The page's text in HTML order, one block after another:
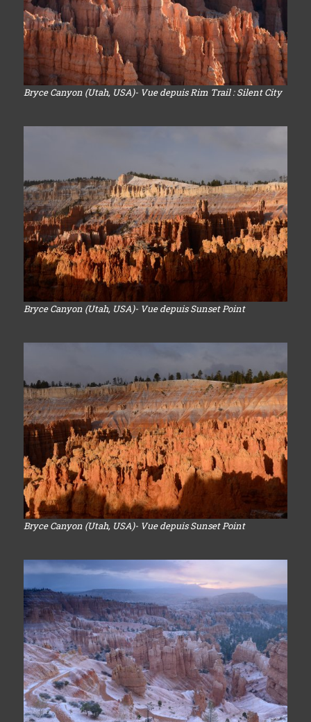
Bryce Canyon (Utah, USA)- Vue depuis Rim Trail : Silent City
Bryce Canyon (Utah, USA)- Vue depuis Sunset Point
Bryce Canyon (Utah, USA)- Vue depuis Sunset Point